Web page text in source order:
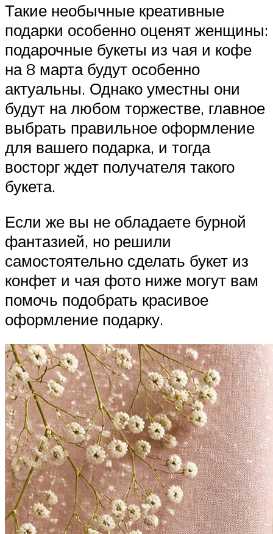
Такие необычные креативные
подарки особенно оценят женщины:
подарочные букеты из чая и кофе
на 8 марта будут особенно
актуальны. Однако уместны они
будут на любом торжестве, главное
выбрать правильное оформление
для вашего подарка, и тогда
восторг ждет получателя такого
букета.
Если же вы не обладаете бурной
фантазией, но решили
самостоятельно сделать букет из
конфет и чая фото ниже могут вам
помочь подобрать красивое
оформление подарку.